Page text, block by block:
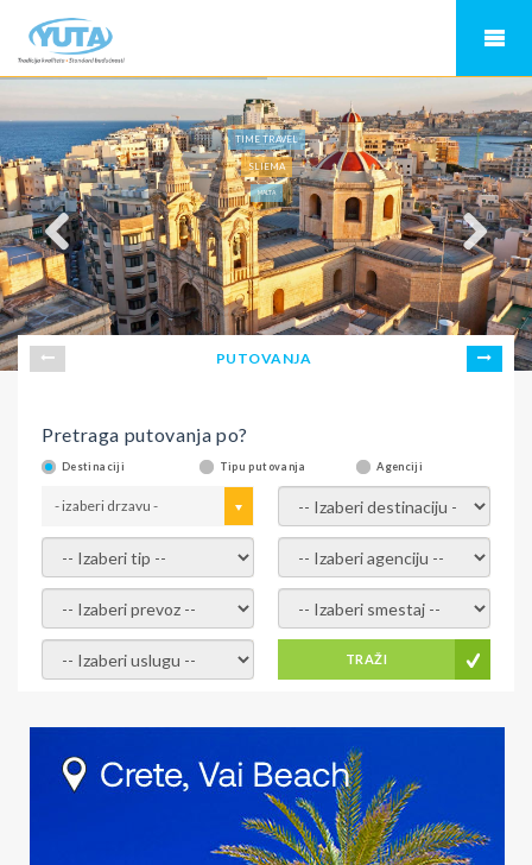
TIME TRAVEL
SLIEMA
MALTA
PUTOVANJA
Pretraga putovanja po?
Destinaciji Tipu putovanja Agenciji
- izaberi drzavu - - izaberi destinaciju -
- izaberi tip - - izaberi agenciju -
- izaberi prevoz - - Izaberite smestaj -
- Izaberite uslugu - TRAŽI